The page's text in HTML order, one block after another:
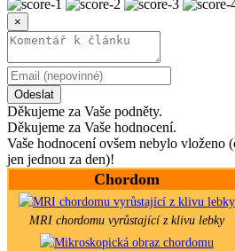
×
Odeslat
Děkujeme za Vaše podněty.
Děkujeme za Vaše hodnocení.
Vaše hodnocení ovšem nebylo vloženo
jen jednou za den)!
Chordom
MRI chordomu vyrůstající z klivu lebky